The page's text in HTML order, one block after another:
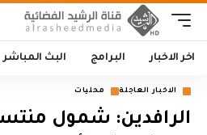
اخر الاخبار البرامج البث المباشر
الاخبار العاجلة محليات
الرافدين: شمول